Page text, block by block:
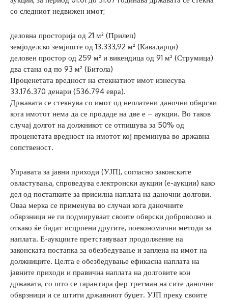
со следниот недвижен имот;
деловна просторија од 21 м² (Прилеп)
земјоделско земјиште од 13.333,92 м² (Кавадарци)
деловен простор од 259 м² и викендица од 91 м² (Струмица)
два стана од по 93 м² (Битола)
Проценетата вредност на стекнатиот имот изнесува
33.176.370 денари (536.794 евра).
Државата се стекнува со имот од неплатени даночни обврски
кога имотот нема да се продаде на две е – аукции. Во таков
случај долгот на должникот се отпишува за 50% од
проценетата вредност на имотот кој преминува во државна
сопственост.
Управата за јавни приходи (УЈП), согласно законските
овластувања, спроведува електронски аукции (е-аукции) како
дел од постапките за присилна наплата на даночни долгови.
Оваа мерка се применува во случаи кога даночните
обврзници не ги подмируваат своите обврски доброволно и
откако ќе бидат исцрпени другите, поекономични методи за
наплата. Е-аукциите претставуваат продолжение на
законската постапка за обезбедување и заплена на имот на
должниците. Целта е обезбедување ефикасна наплата на
јавните приходи и правична наплата на долговите кон
државата, со што се гарантира фер третман на сите даночни
обврзници и се штити државниот буџет. УЈП преку своите